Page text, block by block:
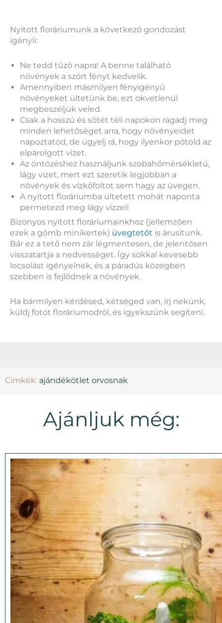
Nyitott floráriumunk a következő gondozást
igényli:
Ne tedd tűző napra! A benne található
növények a szórt fényt kedvelik.
Amennyiben másmilyen fényigényű
növényeket ültetünk be, ezt okvetlenül
megbeszéljük veled.
Csak a hosszú és sötét téli napokon ragadj meg
minden lehetőséget arra, hogy növényeidet
napoztatod, de ügyelj rá, hogy ilyenkor pótold az
elpárolgott vizet.
Az öntözéshez használjunk szobahőmérsékletű,
lágy vizet, mert ezt szeretik legjobban a
növények és vízkőfoltot sem hagy az üvegen.
A nyitott floráriumba ültetett mohát naponta
permetezd meg lágy vízzel!
Bizonyos nyitott floráriumainkhoz (jellemzően
ezek a gömb minikertek) üvegtetőt is árusítunk.
Bár ez a tető nem zár légmentesen, de jelentősen
visszatartja a nedvességet. Így sokkal kevesebb
locsolást igényelnek, és a páradús közegben
szebben is fejlődnek a növények.
Ha bármilyen kérdésed, kétséged van, írj nekünk,
küldj fotót floráriumodról, és igyekszünk segíteni.
Címkék: ajándékötlet orvosnak
Ajánljuk még: